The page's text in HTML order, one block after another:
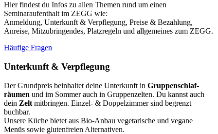
Hier findest du Infos zu allen Themen rund um einen
Seminaraufenthalt im ZEGG wie:
Anmeldung, Unterkunft & Verpflegung, Preise & Bezahlung,
Anreise, Mitzubringendes, Platzregeln und allgemeines zum ZEGG.
Häufige Fragen
Unterkunft & Verpflegung
Der Grundpreis beinhaltet deine Unterkunft in Grup­pen­schlaf­
räumen und im Sommer auch in Gruppenzelten. Du kannst auch
dein Zelt mitbringen. Einzel- & Doppelzimmer sind begrenzt
buchbar.
Unsere Küche bietet aus Bio-Anbau vegetarische und vegane
Menüs sowie glutenfreien Alternativen.